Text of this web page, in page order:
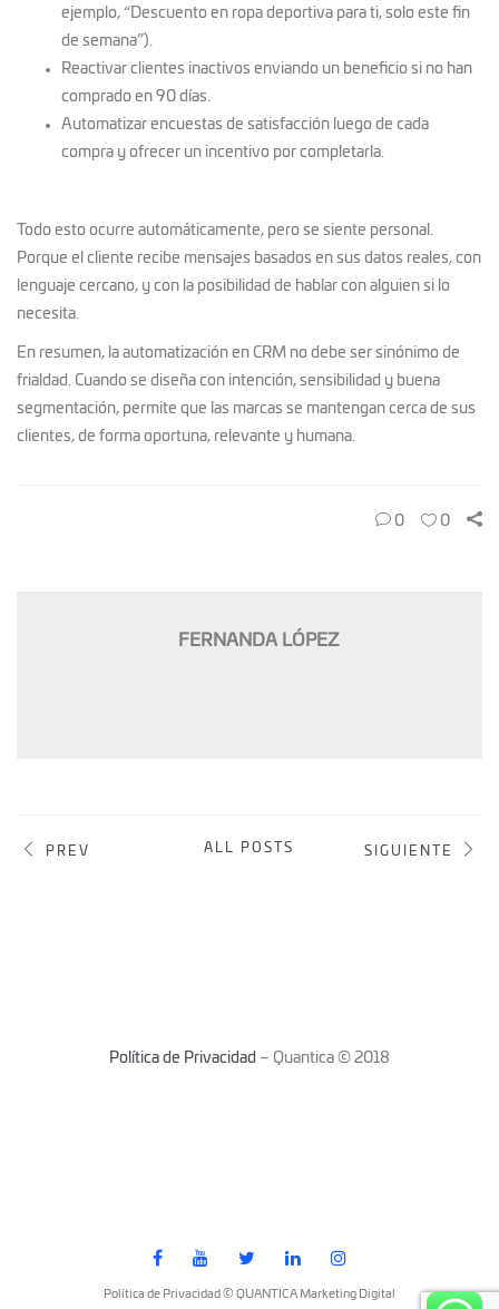
ejemplo, “Descuento en ropa deportiva para ti, solo este fin
de semana”).
Reactivar clientes inactivos enviando un beneficio si no han
comprado en 90 días.
Automatizar encuestas de satisfacción luego de cada
compra y ofrecer un incentivo por completarla.
Todo esto ocurre automáticamente, pero se siente personal.
Porque el cliente recibe mensajes basados en sus datos reales, con
lenguaje cercano, y con la posibilidad de hablar con alguien si lo
necesita.
En resumen, la automatización en CRM no debe ser sinónimo de
frialdad. Cuando se diseña con intención, sensibilidad y buena
segmentación, permite que las marcas se mantengan cerca de sus
clientes, de forma oportuna, relevante y humana.
0 0
FERNANDA LÓPEZ
PREV ALL POSTS SIGUIENTE
Política de Privacidad – Quantica © 2018
Política de Privacidad © QUANTICA Marketing Digital